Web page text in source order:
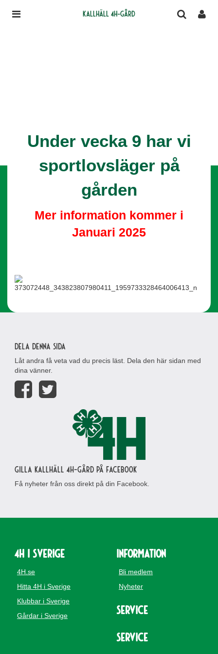
Kallhäll 4H-gård
Under vecka 9 har vi
sportlovsläger på
gården
Mer information kommer i
Januari 2025
Dela denna sida
Låt andra få veta vad du precis läst. Dela den här sidan med
dina vänner.
Gilla Kallhäll 4H-gård på Facebook
Få nyheter från oss direkt på din Facebook.
4H i Sverige
4H.se
Hitta 4H i Sverige
Klubbar i Sverige
Gårdar i Sverige
Information
Bli medlem
Nyheter
Service
Service